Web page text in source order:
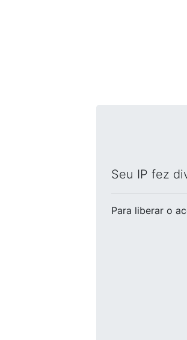
Seu IP fez
Para liberar o